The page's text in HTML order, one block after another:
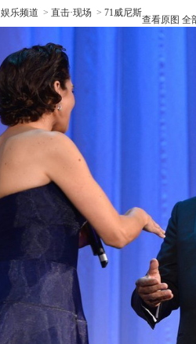
娱乐频道 > 直击·现场 > 71威尼斯
查看原图 全